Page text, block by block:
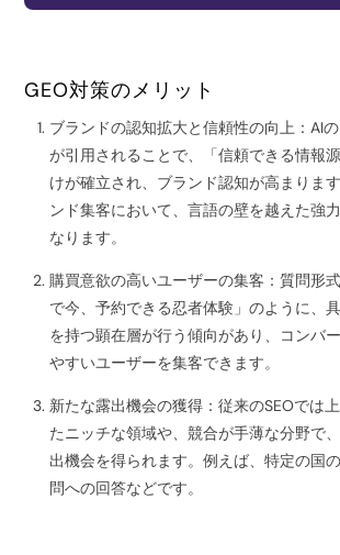
GEO対策のメリット
ブランドの認知拡大と信頼性の向上：AI
が引用されることで、「信頼できる情報
けが確立され、ブランド認知が高まりま
ンド集客において、言語の壁を越えた強
なります。
購買意欲の高いユーザーの集客：質問形
で今、予約できる忍者体験」のように、
を持つ顕在層が行う傾向があり、コンバ
やすいユーザーを集客できます。
新たな露出機会の獲得：従来のSEOでは
たニッチな領域や、競合が手薄な分野で
出機会を得られます。例えば、特定の国
問への回答などです。